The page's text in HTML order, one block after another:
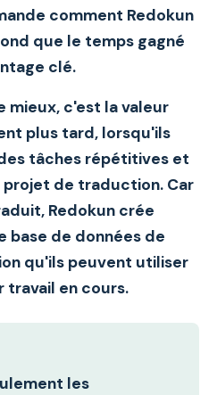
comment Redokun
que le temps gagné
clé.
mieux, c'est la valeur
plus tard, lorsqu'ils
tâches répétitives et
de traduction. Car
Redokun crée
base de données de
qu'ils peuvent utiliser
en cours.
les